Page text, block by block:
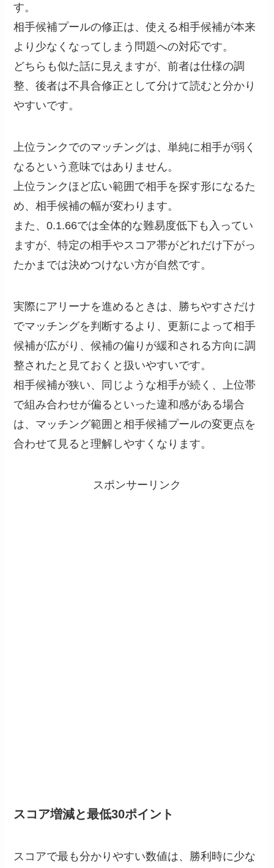
す。
相手候補プールの修正は、使える相手候補が本来
より少なくなってしまう問題への対応です。
どちらも似た話に見えますが、前者は仕様の調
整、後者は不具合修正として分けて読むと分かり
やすいです。
上位ランクでのマッチングは、単純に相手が弱く
なるという意味ではありません。
上位ランクほど広い範囲で相手を探す形になるた
め、相手候補の幅が変わります。
また、0.1.66では全体的な難易度低下も入ってい
ますが、特定の相手やスコア帯がどれだけ下がっ
たかまでは決めつけない方が自然です。
実際にアリーナを進めるときは、勝ちやすさだけ
でマッチングを判断するより、更新によって相手
候補が広がり、候補の偏りが緩和される方向に調
整されたと見ておくと扱いやすいです。
相手候補が狭い、同じような相手が続く、上位帯
で組み合わせが偏るといった違和感がある場合
は、マッチング範囲と相手候補プールの変更点を
合わせて見ると理解しやすくなります。
スポンサーリンク
スコア増減と最低30ポイント
スコアで最も分かりやすい数値は、勝利時に少な